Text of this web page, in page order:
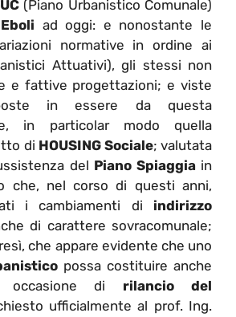
(Piano Urbanistico Comunale)
ad oggi: e nonostante le
normative in ordine ai
Attuativi), gli stessi non
e fattive progettazioni; e viste
in essere da questa
in particolar modo quella
di HOUSING Sociale; valutata
del Piano Spiaggiain
che, nel corso di questi anni,
i cambiamenti di indirizzo
di carattere sovracomunale;
che appare evidente che uno
possa costituire anche
occasione di rilancio del
ufficialmente al prof. Ing.